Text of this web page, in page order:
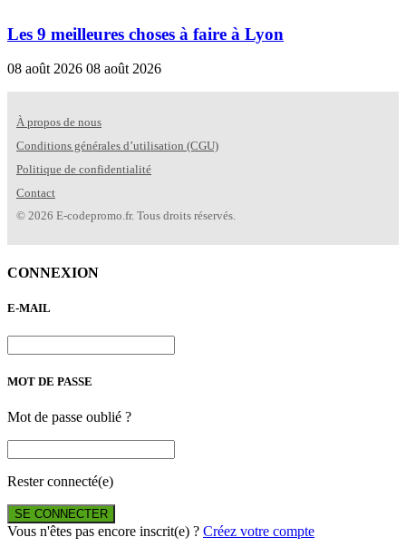
Les 9 meilleures choses à faire à Lyon
08 août 2026 08 août 2026
À propos de nous
Conditions générales d’utilisation (CGU)
Politique de confidentialité
Contact
© 2026 E-codepromo.fr. Tous droits réservés.
CONNEXION
E-MAIL
MOT DE PASSE
Mot de passe oublié ?
Rester connecté(e)
SE CONNECTER
Vous n'êtes pas encore inscrit(e) ? Créez votre compte